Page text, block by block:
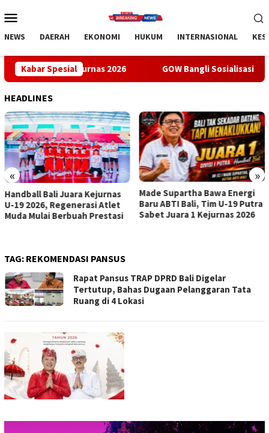
ke
Mobile
NEWS DAERAH EKONOMI HUKUM INTERNASIONAL
Kabar Spesial
2026 GOW Bangli Sosialisasikan Pencegahan
HEADLINES
« »
Made Supartha Bawa Energi
Baru ABTI Bali, Tim U-19 Putra
Sabet Juara 1 Kejurnas 2026
GOW Bangli Sosialisasikan
Pencegahan Bullying di SMPN
1 Kintamani
TAG: REKOMENDASI PANSUS
Rapat Pansus TRAP DPRD Bali Digelar
Tertutup, Bahas Dugaan Pelanggaran Tata
Ruang di 4 Lokasi